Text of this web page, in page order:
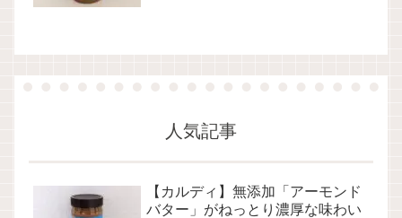
人気記事
【カルディ】無添加「アーモンド
バター」がねっとり濃厚な味わい